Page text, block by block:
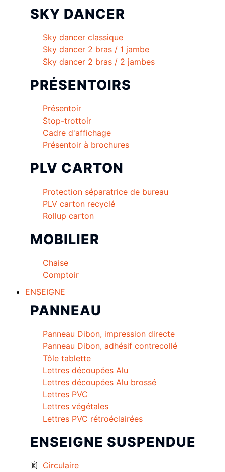
SKY DANCER
Sky dancer classique
Sky dancer 2 bras / 1 jambe
Sky dancer 2 bras / 2 jambes
PRÉSENTOIRS
Présentoir
Stop-trottoir
Cadre d'affichage
Présentoir à brochures
PLV CARTON
Protection séparatrice de bureau
PLV carton recyclé
Rollup carton
MOBILIER
Chaise
Comptoir
ENSEIGNE
PANNEAU
Panneau Dibon, impression directe
Panneau Dibon, adhésif contrecollé
Tôle tablette
Lettres découpées Alu
Lettres découpées Alu brossé
Lettres PVC
Lettres végétales
Lettres PVC rétroéclairées
ENSEIGNE SUSPENDUE
Circulaire